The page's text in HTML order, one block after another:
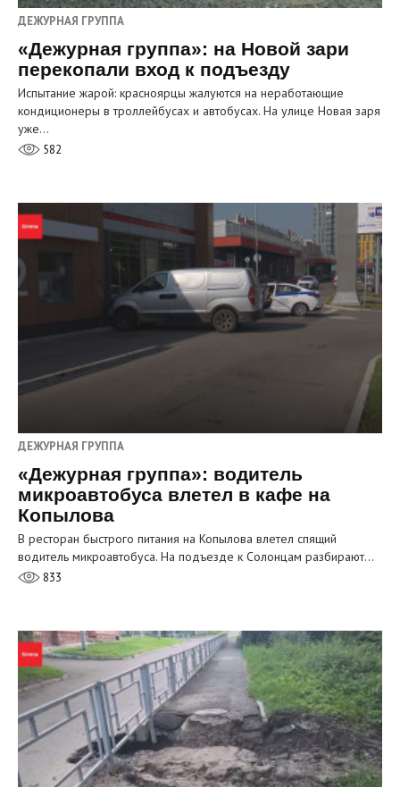
ДЕЖУРНАЯ ГРУППА
«Дежурная группа»: на Новой зари
перекопали вход к подъезду
Испытание жарой: красноярцы жалуются на неработающие
кондиционеры в троллейбусах и автобусах. На улице Новая заря
уже…
582
ДЕЖУРНАЯ ГРУППА
«Дежурная группа»: водитель
микроавтобуса влетел в кафе на
Копылова
В ресторан быстрого питания на Копылова влетел спящий
водитель микроавтобуса. На подъезде к Солонцам разбирают…
833